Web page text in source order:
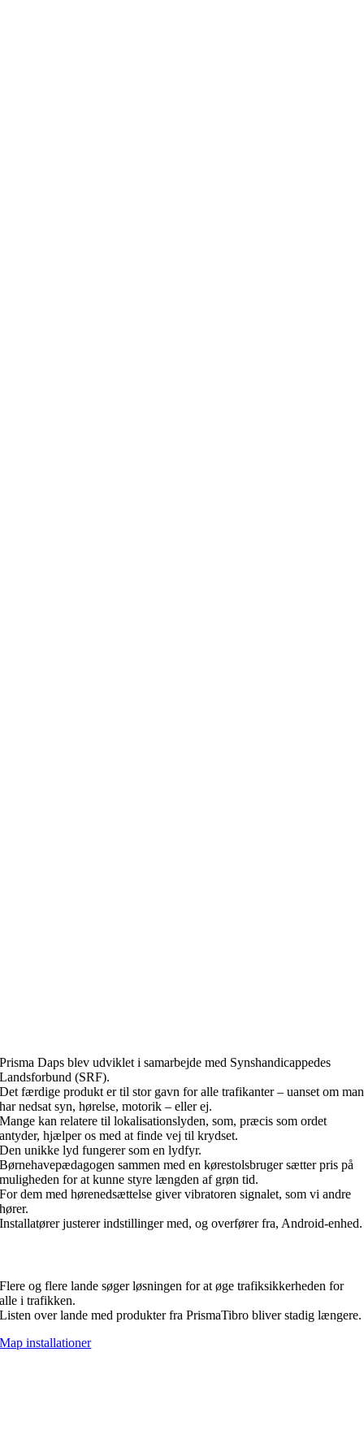
Prisma Daps blev udviklet i samarbejde med Synshandicappedes
Landsforbund (SRF).
Det færdige produkt er til stor gavn for alle trafikanter – uanset om man
har nedsat syn, hørelse, motorik – eller ej.
Mange kan relatere til lokalisationslyden, som, præcis som ordet
antyder, hjælper os med at finde vej til krydset.
Den unikke lyd fungerer som en lydfyr.
Børnehavepædagogen sammen med en kørestolsbruger sætter pris på
muligheden for at kunne styre længden af grøn tid.
For dem med hørenedsættelse giver vibratoren signalet, som vi andre
hører.
Installatører justerer indstillinger med, og overfører fra, Android-enhed.
Flere og flere lande søger løsningen for at øge trafiksikkerheden for
alle i trafikken.
Listen over lande med produkter fra PrismaTibro bliver stadig længere.
Map installationer